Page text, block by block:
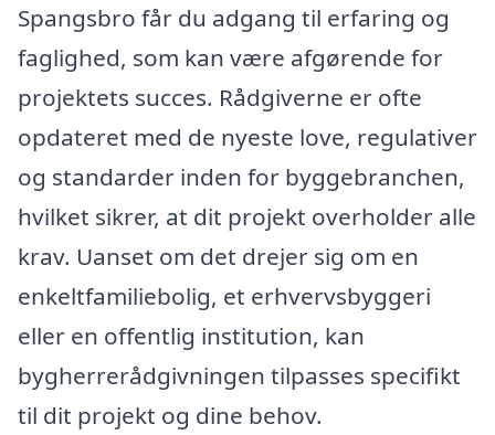
Spangsbro får du adgang til erfaring og
faglighed, som kan være afgørende for
projektets succes. Rådgiverne er ofte
opdateret med de nyeste love, regulativer
og standarder inden for byggebranchen,
hvilket sikrer, at dit projekt overholder alle
krav. Uanset om det drejer sig om en
enkeltfamiliebolig, et erhvervsbyggeri
eller en offentlig institution, kan
bygherrerådgivningen tilpasses specifikt
til dit projekt og dine behov.